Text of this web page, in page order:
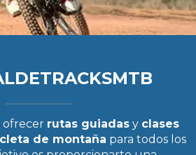
ofrecer rutas guiadas y clases
de montaña para todos los